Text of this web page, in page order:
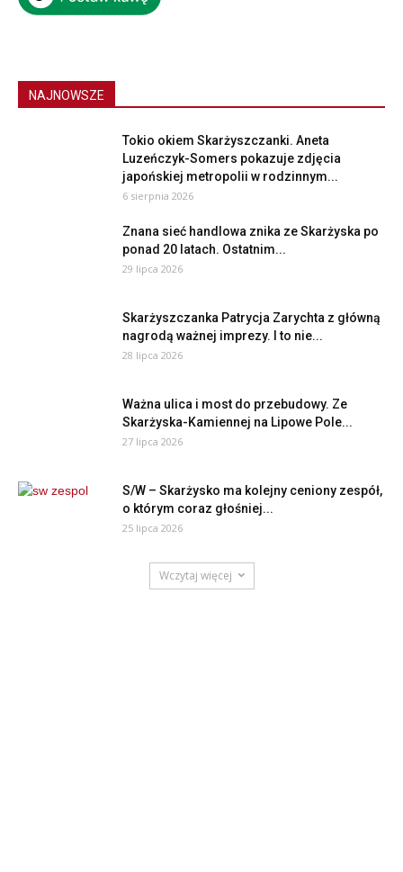
NAJNOWSZE
Tokio okiem Skarżyszczanki. Aneta
Luzeńczyk-Somers pokazuje zdjęcia
japońskiej metropolii w rodzinnym...
6 sierpnia 2026
Znana sieć handlowa znika ze Skarżyska po
ponad 20 latach. Ostatnim...
29 lipca 2026
Skarżyszczanka Patrycja Zarychta z główną
nagrodą ważnej imprezy. I to nie...
28 lipca 2026
Ważna ulica i most do przebudowy. Ze
Skarżyska-Kamiennej na Lipowe Pole...
27 lipca 2026
S/W – Skarżysko ma kolejny ceniony zespół,
o którym coraz głośniej...
25 lipca 2026
Wczytaj więcej